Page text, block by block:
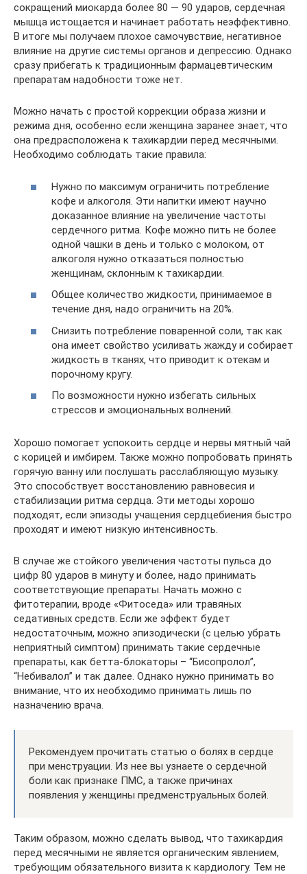
сокращений миокарда более 80 — 90 ударов, сердечная
мышца истощается и начинает работать неэффективно.
В итоге мы получаем плохое самочувствие, негативное
влияние на другие системы органов и депрессию. Однако
сразу прибегать к традиционным фармацевтическим
препаратам надобности тоже нет.
Можно начать с простой коррекции образа жизни и
режима дня, особенно если женщина заранее знает, что
она предрасположена к тахикардии перед месячными.
Необходимо соблюдать такие правила:
Нужно по максимум ограничить потребление
кофе и алкоголя. Эти напитки имеют научно
доказанное влияние на увеличение частоты
сердечного ритма. Кофе можно пить не более
одной чашки в день и только с молоком, от
алкоголя нужно отказаться полностью
женщинам, склонным к тахикардии.
Общее количество жидкости, принимаемое в
течение дня, надо ограничить на 20%.
Снизить потребление поваренной соли, так как
она имеет свойство усиливать жажду и собирает
жидкость в тканях, что приводит к отекам и
порочному кругу.
По возможности нужно избегать сильных
стрессов и эмоциональных волнений.
Хорошо помогает успокоить сердце и нервы мятный чай
с корицей и имбирем. Также можно попробовать принять
горячую ванну или послушать расслабляющую музыку.
Это способствует восстановлению равновесия и
стабилизации ритма сердца. Эти методы хорошо
подходят, если эпизоды учащения сердцебиения быстро
проходят и имеют низкую интенсивность.
В случае же стойкого увеличения частоты пульса до
цифр 80 ударов в минуту и более, надо принимать
соответствующие препараты. Начать можно с
фитотерапии, вроде «Фитоседа» или травяных
седативных средств. Если же эффект будет
недостаточным, можно эпизодически (с целью убрать
неприятный симптом) принимать такие сердечные
препараты, как бетта-блокаторы – “Бисопролол”,
“Небивалол” и так далее. Однако нужно принимать во
внимание, что их необходимо принимать лишь по
назначению врача.
Рекомендуем прочитать статью о болях в сердце
при менструации. Из нее вы узнаете о сердечной
боли как признаке ПМС, а также причинах
появления у женщины предменструальных болей.
Таким образом, можно сделать вывод, что тахикардия
перед месячными не является органическим явлением,
требующим обязательного визита к кардиологу. Тем не